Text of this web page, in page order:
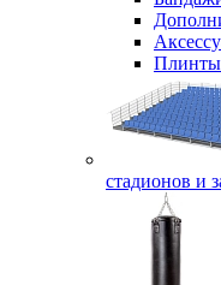
Плинты
стадионов и